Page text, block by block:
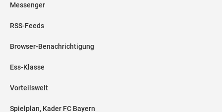
Messenger
RSS-Feeds
Browser-Benachrichtigung
Ess-Klasse
Vorteilswelt
Spielplan, Kader FC Bayern